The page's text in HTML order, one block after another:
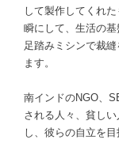
して製作してくれ
瞬にして、生活の
足踏みミシンで裁
ます。
南インドのNGO、
される人々、貧し
し、彼らの自立を目